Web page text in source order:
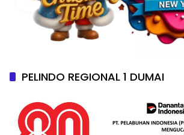
PELINDO REGIONAL 1 DUMAI